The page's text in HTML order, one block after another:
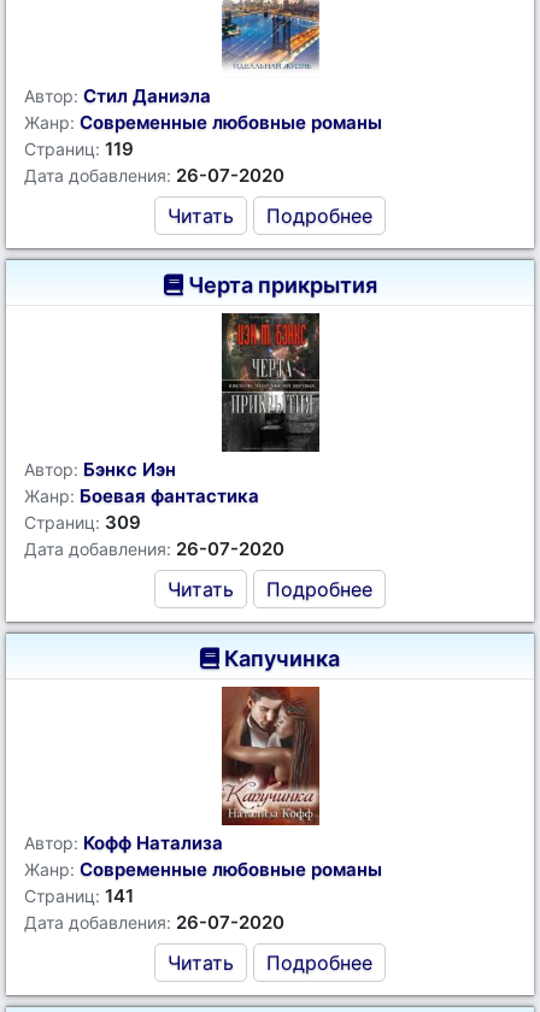
Автор: Стил Даниэла
Жанр: Современные любовные романы
Страниц: 119
Дата добавления: 26-07-2020
Читать Подробнее
Черта прикрытия
Автор: Бэнкс Иэн
Жанр: Боевая фантастика
Страниц: 309
Дата добавления: 26-07-2020
Читать Подробнее
Капучинка
Автор: Кофф Натализа
Жанр: Современные любовные романы
Страниц: 141
Дата добавления: 26-07-2020
Читать Подробнее